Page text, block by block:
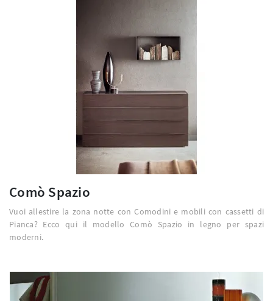
Comò Spazio
Vuoi allestire la zona notte con Comodini e mobili con cassetti di
Pianca? Ecco qui il modello Comò Spazio in legno per spazi
moderni.